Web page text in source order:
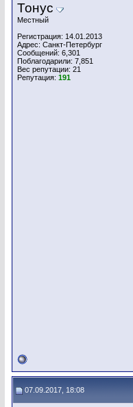
Тонус
Местный
Регистрация: 14.01.2013
Адрес: Санкт-Петербург
Сообщений: 6,301
Поблагодарили: 7,851
Вес репутации: 21
Репутация: 191
07.09.2017, 18:08